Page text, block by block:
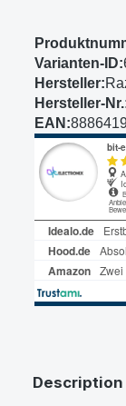
Varianten-ID:
Hersteller:
Hersteller-
EAN:
Description